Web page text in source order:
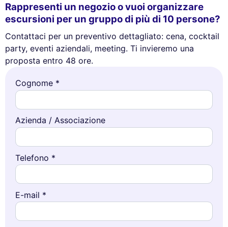
Rappresenti un negozio o vuoi organizzare
escursioni per un gruppo di più di 10 persone?
Contattaci per un preventivo dettagliato: cena, cocktail
party, eventi aziendali, meeting. Ti invieremo una
proposta entro 48 ore.
Cognome *
Azienda / Associazione
Telefono *
E-mail *